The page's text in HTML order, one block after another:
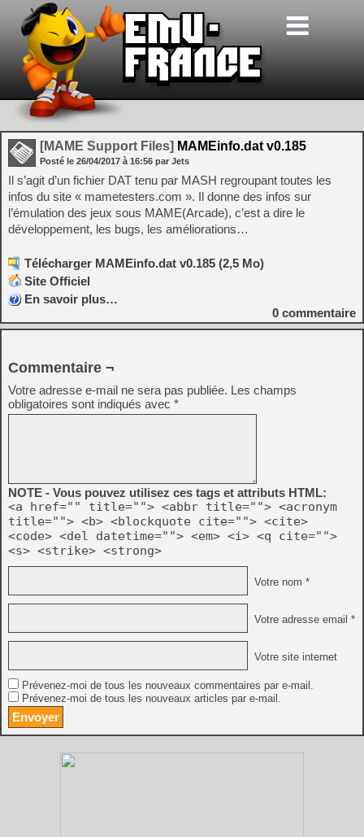
[MAME Support Files] MAMEinfo.dat v0.185
Posté le 26/04/2017 à 16:56 par Jets
Il s’agit d’un fichier DAT tenu par MASH regroupant toutes les
infos du site « mametesters.com ». Il donne des infos sur
l’émulation des jeux sous MAME(Arcade), c’est a dire le
développement, les bugs, les améliorations…
Télécharger MAMEinfo.dat v0.185 (2,5 Mo)
Site Officiel
En savoir plus…
0 commentaire
Commentaire ¬
Votre adresse e-mail ne sera pas publiée. Les champs
obligatoires sont indiqués avec *
NOTE - Vous pouvez utilisez ces tags et attributs HTML:
<a href="" title=""> <abbr title=""> <acronym
title=""> <b> <blockquote cite=""> <cite>
<code> <del datetime=""> <em> <i> <q cite="">
<s> <strike> <strong>
Votre nom *
Votre adresse email *
Votre site internet
Prévenez-moi de tous les nouveaux commentaires par e-mail.
Prévenez-moi de tous les nouveaux articles par e-mail.